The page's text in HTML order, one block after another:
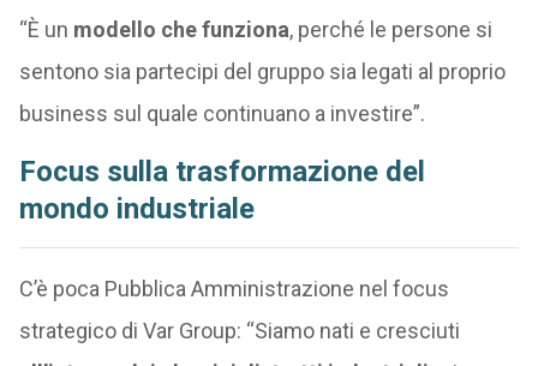
“È un modello che funziona, perché le persone si
sentono sia partecipi del gruppo sia legati al proprio
business sul quale continuano a investire”.
Focus sulla trasformazione del
mondo industriale
C’è poca Pubblica Amministrazione nel focus
strategico di Var Group: “Siamo nati e cresciuti